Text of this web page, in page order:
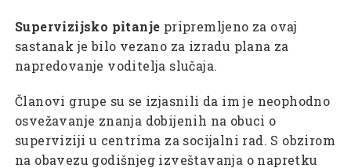
Supervizijsko pitanje pripremljeno za ovaj
sastanak je bilo vezano za izradu plana za
napredovanje voditelja slučaja.
Članovi grupe su se izjasnili da im je neophodno
osvežavanje znanja dobijenih na obuci o
superviziji u centrima za socijalni rad. S obzirom
na obavezu godišnjeg izveštavanja o napretku